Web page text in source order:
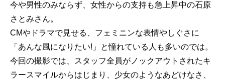
今や男性のみならず、女性からの支持も急上昇中の石原
さとみさん。
CMやドラマで見せる、フェミニンな表情やしぐさに
「あんな風になりたい!」と憧れている人も多いのでは。
今回の撮影では、スタッフ全員がノックアウトされたキ
ラースマイルからはじまり、少女のようなあどけなさ、